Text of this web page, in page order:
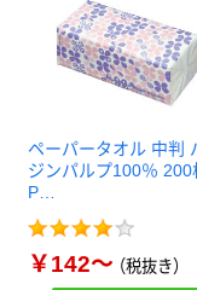
ペーパータオル 中判
ジンパルプ100％ 200
P…
￥142～（税抜き）